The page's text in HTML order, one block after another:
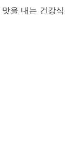
을 내는 건강식